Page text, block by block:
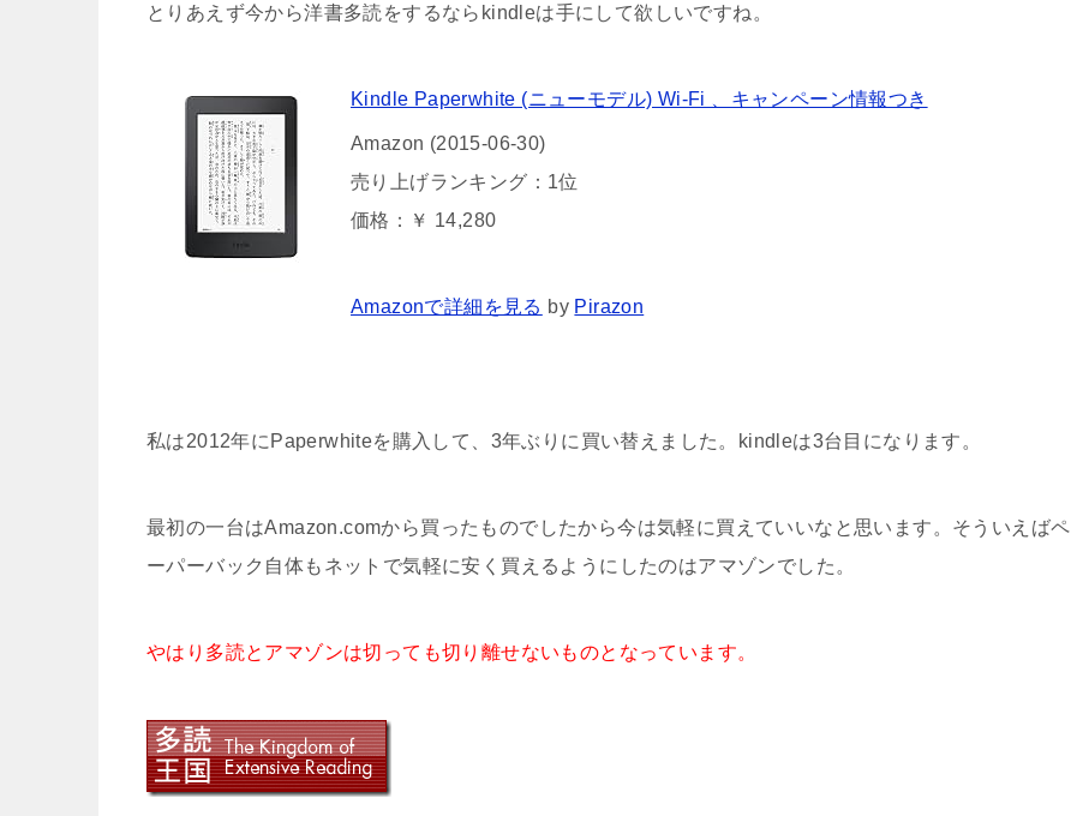
とりあえず今から洋書多読をするならkindleは手にして欲しいですね。
Kindle Paperwhite (ニューモデル) Wi-Fi 、キャンペーン情報つき
Amazon (2015-06-30)
売り上げランキング：1位
価格：￥ 14,280
Amazonで詳細を見る by Pirazon
私は2012年にPaperwhiteを購入して、3年ぶりに買い替えました。kindleは3台目になります。
最初の一台はAmazon.comから買ったものでしたから今は気軽に買えていいなと思います。そういえばペ
ーパーバック自体もネットで気軽に安く買えるようにしたのはアマゾンでした。
やはり多読とアマゾンは切っても切り離せないものとなっています。